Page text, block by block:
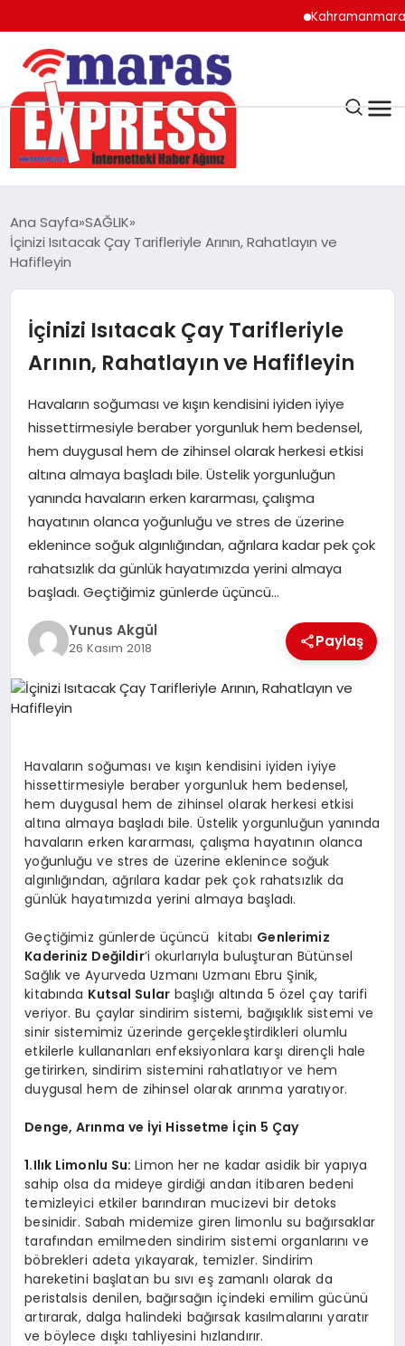
Kahramanmaraş’ta
K.MARAŞ
ANDIRIN
AFŞİN
ÇAĞLAYANCERİT
BİZE ULAŞIN
GÖKSUN
TÜRKOĞLU
PAZARCIK
KÜNYE
Ana Sayfa SAĞLIK
İçinizi Isıtacak Çay Tarifleriyle Arının, Rahatlayın ve
Hafifleyin
İçinizi Isıtacak Çay Tarifleriyle
Arının, Rahatlayın ve Hafifleyin
Havaların soğuması ve kışın kendisini iyiden iyiye
hissettirmesiyle beraber yorgunluk hem bedensel,
hem duygusal hem de zihinsel olarak herkesi etkisi
altına almaya başladı bile. Üstelik yorgunluğun
yanında havaların erken kararması, çalışma
hayatının olanca yoğunluğu ve stres de üzerine
eklenince soğuk algınlığından, ağrılara kadar pek çok
rahatsızlık da günlük hayatımızda yerini almaya
başladı. Geçtiğimiz günlerde üçüncü…
Yunus Akgül
26 Kasım 2018 Paylaş
Havaların soğuması ve kışın kendisini iyiden iyiye
hissettirmesiyle beraber yorgunluk hem bedensel,
hem duygusal hem de zihinsel olarak herkesi etkisi
altına almaya başladı bile. Üstelik yorgunluğun yanında
havaların erken kararması, çalışma hayatının olanca
yoğunluğu ve stres de üzerine eklenince soğuk
algınlığından, ağrılara kadar pek çok rahatsızlık da
günlük hayatımızda yerini almaya başladı.
Geçtiğimiz günlerde üçüncü kitabı Genlerimiz
Kaderiniz Değildir’i okurlarıyla buluşturan Bütünsel
Sağlık ve Ayurveda Uzmanı Uzmanı Ebru Şinik,
kitabında Kutsal Sular başlığı altında 5 özel çay tarifi
veriyor. Bu çaylar sindirim sistemi, bağışıklık sistemi ve
sinir sistemimiz üzerinde gerçekleştirdikleri olumlu
etkilerle kullananları enfeksiyonlara karşı dirençli hale
getirirken, sindirim sistemini rahatlatıyor ve hem
duygusal hem de zihinsel olarak arınma yaratıyor.
Denge, Arınma ve İyi Hissetme İçin 5 Çay
1.Ilık Limonlu Su:Limon her ne kadar asidik bir yapıya
sahip olsa da mideye girdiği andan itibaren bedeni
temizleyici etkiler barındıran mucizevi bir detoks
besinidir. Sabah midemize giren limonlu su bağırsaklar
tarafından emilmeden sindirim sistemi organlarını ve
böbrekleri adeta yıkayarak, temizler. Sindirim
hareketini başlatan bu sıvı eş zamanlı olarak da
peristalsis denilen, bağırsağın içindeki emilim gücünü
artırarak, dalga halindeki bağırsak kasılmalarını yaratır
ve böylece dışkı tahliyesini hızlandırır.